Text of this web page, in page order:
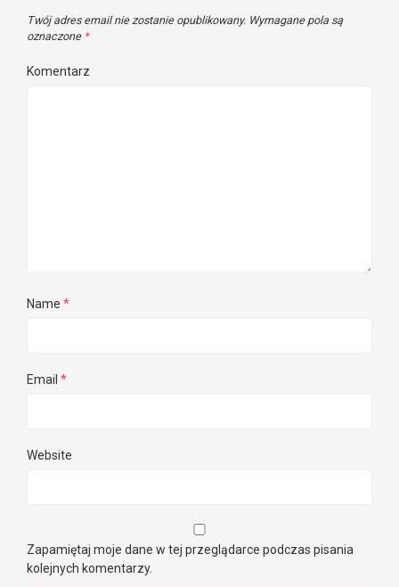
Twój adres email nie zostanie opublikowany. Wymagane pola są
oznaczone *
Komentarz
Name *
Email *
Website
Zapamiętaj moje dane w tej przeglądarce podczas pisania
kolejnych komentarzy.